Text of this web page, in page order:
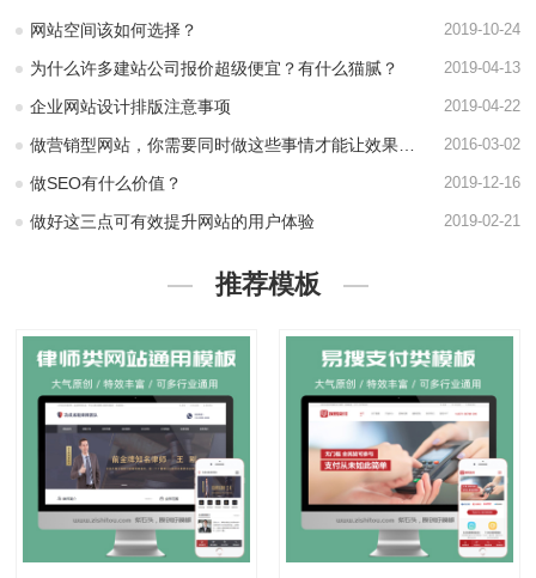
网站空间该如何选择？ 2019-10-24
为什么许多建站公司报价超级便宜？有什么猫腻？ 2019-04-13
企业网站设计排版注意事项 2019-04-22
2016-03-02
做SEO有什么价值？ 2019-12-16
做好这三点可有效提升网站的用户体验 2019-02-21
推荐模板